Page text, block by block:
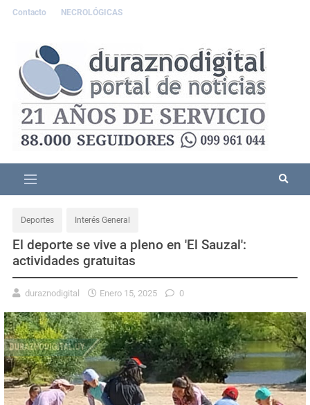
Contacto NECROLÓGICAS
Deportes Interés General
El deporte se vive a pleno en 'El Sauzal':
actividades gratuitas
duraznodigital Enero 15, 2025 0